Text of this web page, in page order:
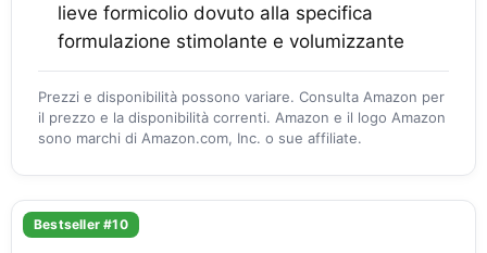
lieve formicolio dovuto alla specifica
formulazione stimolante e volumizzante
Prezzi e disponibilità possono variare. Consulta Amazon per
il prezzo e la disponibilità correnti. Amazon e il logo Amazon
sono marchi di Amazon.com, Inc. o sue affiliate.
Bestseller #10